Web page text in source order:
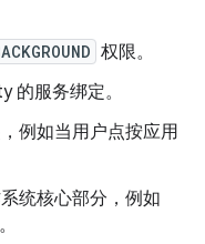
权限。
的服务绑定。
例如当用户点按应用
统核心部分，例如